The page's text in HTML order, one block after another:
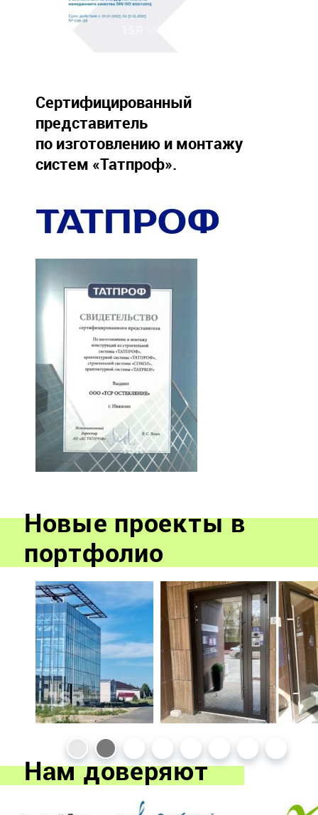
Сертифицированный
представитель
по изготовлению и монтажу
систем «Татпроф».
Новые проекты в
портфолио
Нам доверяют